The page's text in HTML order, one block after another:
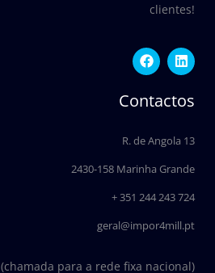
clientes!
F
a
c
e
b
o
k
L
i
n
k
e
i
n
Contactos
R. de Angola 13
2430-158 Marinha Grande
+ 351 244 243 724
geral@impor4mill.pt
(chamada para a rede fixa nacional)